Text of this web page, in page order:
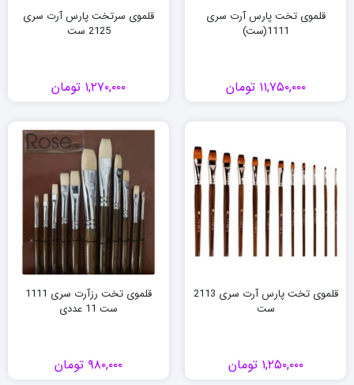
قلموی تخت پارس آرت سری
1111(ست)
۱۱,۷۵۰,۰۰۰ تومان
قلموی سرتخت پارس آرت سری
2125 ست
۱,۲۷۰,۰۰۰ تومان
قلموی تخت پارس آرت سری 2113
ست
۱,۲۵۰,۰۰۰ تومان
قلموی تخت رزآرت سری 1111
ست 11 عددی
۹۸۰,۰۰۰ تومان